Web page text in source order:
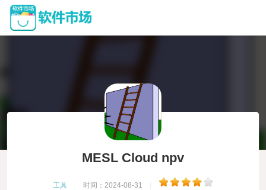
MESL Cloud npv
工具 时间：2024-08-31